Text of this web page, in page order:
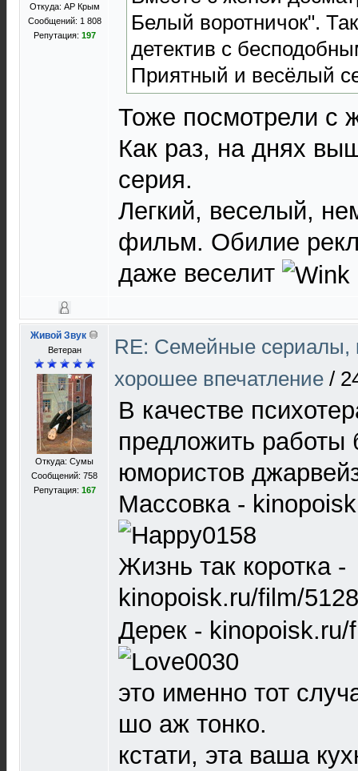
Откуда: АР Крым
Сообщений: 1 808
Репутация: 197
Белый воротничок".
детектив с
Приятный и весёлый
Тоже посмотрели с
Как раз, на днях
серия.
Легкий, веселый,
фильм. Обилие
даже веселит
Живой Звук
Ветеран
Откуда: Сумы
Сообщений: 758
Репутация: 167
RE: Cемейные сериалы,
хорошее впечатление /
В качестве
предложить работы
юмористов
Массовка -
Жизнь так коротка -
kinopoisk.ru/film/
Дерек - kinopoisk.ru/
это именно тот
шо аж тонко.
кстати, эта ваша